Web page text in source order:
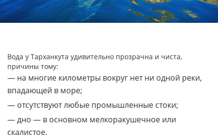
Вода у Тарханкута удивительно прозрачна и чиста,
причины тому:
— на многие километры вокруг нет ни одной реки,
впадающей в море;
— отсутствуют любые промышленные стоки;
— дно — в основном мелкоракушечное или
скалистое.